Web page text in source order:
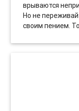
врываются
Но не
своим пением.